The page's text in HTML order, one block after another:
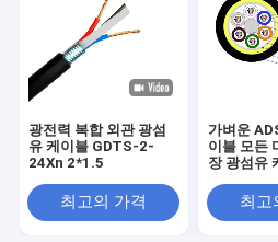
광전력 복합 외관 광섬
유 케이블 GDTS-2-
24Xn 2*1.5
최고의 가격
가벼운
이블 모든
장 광섬유
최고